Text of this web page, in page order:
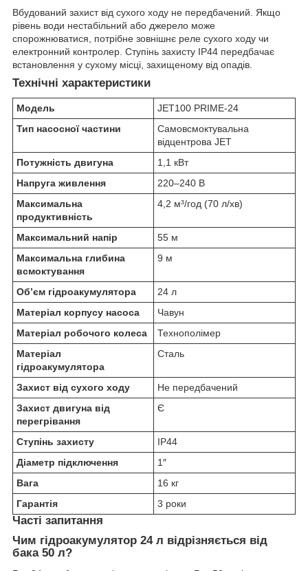
Вбудований захист від сухого ходу не передбачений. Якщо
рівень води нестабільний або джерело може
спорожнюватися, потрібне зовнішнє реле сухого ходу чи
електронний контролер. Ступінь захисту IP44 передбачає
встановлення у сухому місці, захищеному від опадів.
Технічні характеристики
Модель
JET100 PRIME-24
Тип насосної частини
Самовсмоктувальна
відцентрова JET
Потужність двигуна
1,1 кВт
Напруга живлення
220–240 В
Максимальна
продуктивність
4,2 м³/год (70 л/хв)
Максимальний напір
55 м
Максимальна глибина
всмоктування
9 м
Об’єм гідроакумулятора
24 л
Матеріал корпусу насоса
Чавун
Матеріал робочого колеса
Технополімер
Матеріал
гідроакумулятора
Сталь
Захист від сухого ходу
Не передбачений
Захист двигуна від
перегрівання
Є
Ступінь захисту
IP44
Діаметр підключення
1″
Вага
16 кг
Гарантія
3 роки
Часті запитання
Чим гідроакумулятор 24 л відрізняється від
бака 50 л?